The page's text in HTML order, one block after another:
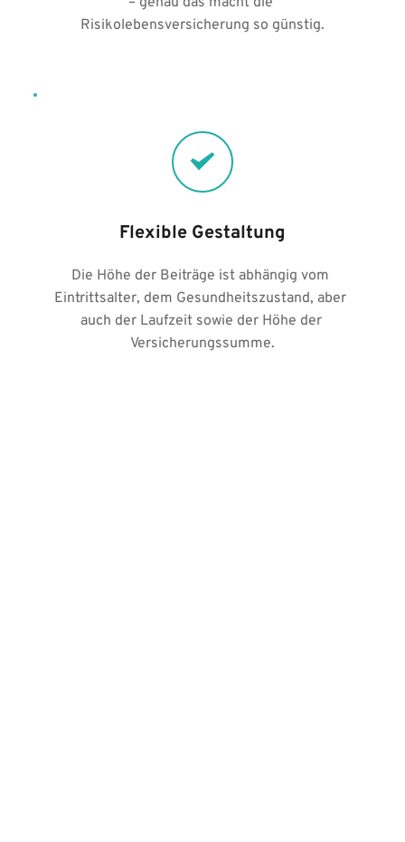
Risikolebensversicherung so günstig.
Flexible Gestaltung
Die Höhe der Beiträge ist abhängig vom
Eintrittsalter, dem Gesundheitszustand, aber
auch der Laufzeit sowie der Höhe der
Versicherungssumme.